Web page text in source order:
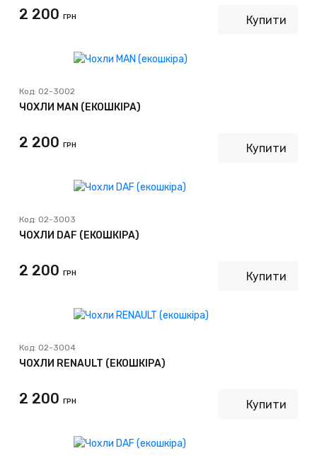
2 200 ГРН Купити
Код: 02-3002
ЧОХЛИ MAN (ЕКОШКІРА)
2 200 ГРН Купити
Код: 02-3003
ЧОХЛИ DAF (ЕКОШКІРА)
2 200 ГРН Купити
Код: 02-3004
ЧОХЛИ RENAULT (ЕКОШКІРА)
2 200 ГРН Купити